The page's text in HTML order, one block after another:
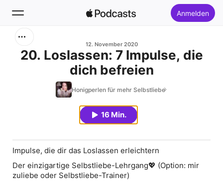
Anmelden
12. November 2020
20. Loslassen: 7 Impulse, die
dich befreien
Honigperlen für mehr Selbstliebe
16 Min.
Impulse, die dir das Loslassen erleichtern
Der einzigartige Selbstliebe-Lehrgang💖 (Option: mir
zuliebe oder Selbstliebe-Trainer)